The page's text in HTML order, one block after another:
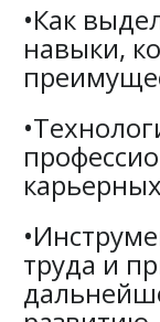
•Как
навыки,
труда и